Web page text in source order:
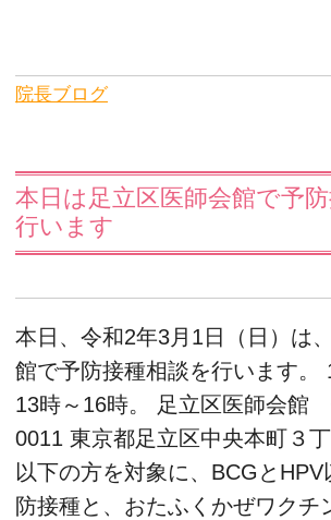
院長ブログ
本日は足立区医師会館で予
行います
本日、令和2年3月1日（日）は
館で予防接種相談を行います。
13時～16時。 足立区医師会館
0011 東京都足立区中央本町３
以下の方を対象に、BCGとHPV
防接種と、おたふくかぜワクチ